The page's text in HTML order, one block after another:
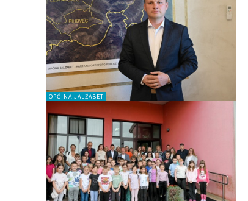
OPĆINA JALŽABET